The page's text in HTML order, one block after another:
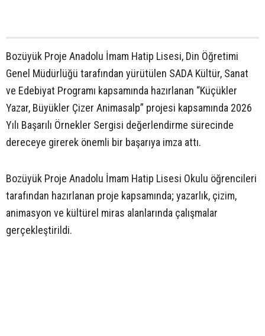
Bozüyük Proje Anadolu İmam Hatip Lisesi, Din Öğretimi
Genel Müdürlüğü tarafından yürütülen SADA Kültür, Sanat
ve Edebiyat Programı kapsamında hazırlanan “Küçükler
Yazar, Büyükler Çizer Animasalp” projesi kapsamında 2026
Yılı Başarılı Örnekler Sergisi değerlendirme sürecinde
dereceye girerek önemli bir başarıya imza attı.
Bozüyük Proje Anadolu İmam Hatip Lisesi Okulu öğrencileri
tarafından hazırlanan proje kapsamında; yazarlık, çizim,
animasyon ve kültürel miras alanlarında çalışmalar
gerçekleştirildi.